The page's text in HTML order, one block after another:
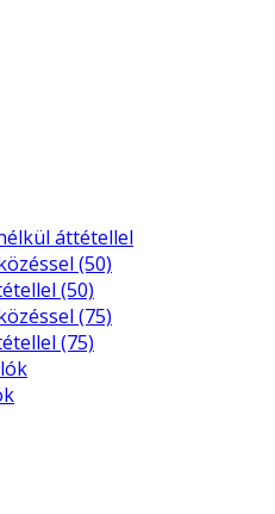
áttétellel
(50)
(50)
(75)
(75)